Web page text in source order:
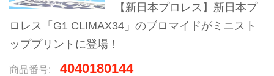
【新日本プロレス】新日本プ
ロレス「G1 CLIMAX34」のブロマイドがミニスト
ッププリントに登場！
商品番号: 4040180144